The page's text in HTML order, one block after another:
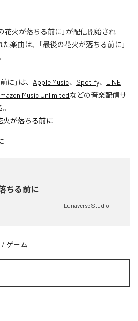
花火が落ちる前に」が配信開始され
楽曲は、「最後の花火が落ちる前に」
に 」は、 Apple Music、 Spotify、 LINE
Music Unlimitedなどの音楽配信サ
火が落ちる前に
ちる前に
Lunaverse Studio
/ ゲーム